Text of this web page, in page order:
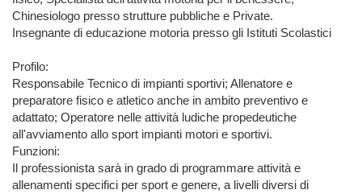
Chinesiologo presso strutture pubbliche e Private.
Insegnante di educazione motoria presso gli Istituti Scolastici
Profilo:
Responsabile Tecnico di impianti sportivi; Allenatore e
preparatore fisico e atletico anche in ambito preventivo e
adattato; Operatore nelle attività ludiche propedeutiche
all'avviamento allo sport impianti motori e sportivi.
Funzioni:
Il professionista sarà in grado di programmare attività e
allenamenti specifici per sport e genere, a livelli diversi di